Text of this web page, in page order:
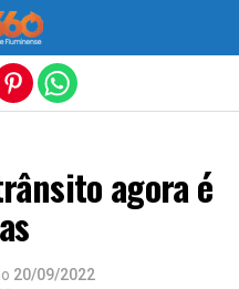
agora é
20/09/2022
mobile